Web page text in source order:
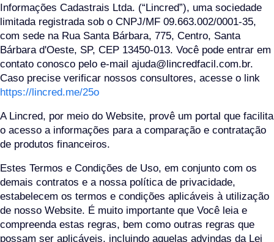
Informações Cadastrais Ltda. (“Lincred”), uma sociedade
limitada registrada sob o CNPJ/MF 09.663.002/0001-35,
com sede na Rua Santa Bárbara, 775, Centro, Santa
Bárbara d'Oeste, SP, CEP 13450-013. Você pode entrar em
contato conosco pelo e-mail ajuda@lincredfacil.com.br.
Caso precise verificar nossos consultores, acesse o link
https://lincred.me/25o
A Lincred, por meio do Website, provê um portal que facilita
o acesso a informações para a comparação e contratação
de produtos financeiros.
Estes Termos e Condições de Uso, em conjunto com os
demais contratos e a nossa política de privacidade,
estabelecem os termos e condições aplicáveis à utilização
de nosso Website. É muito importante que Você leia e
compreenda estas regras, bem como outras regras que
possam ser aplicáveis, incluindo aquelas advindas da Lei